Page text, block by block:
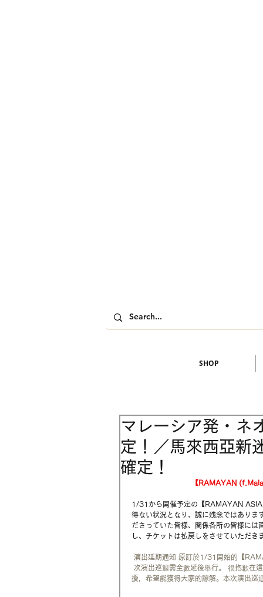
SHOP
マレーシア発・ネ
定！／馬來西亞新
確定！
【RAMAYAN
1/31から開催予定の【RAMAYAN
得ない状況となり、誠に残念ではありま
ださっていた皆様、関係各所の皆様には
し、チケットは払戻しをさせていただ
演出延期通知 原訂於1/31開始的【
次演出巡迴需全數延後舉行。 很抱歉在
擾，希望能獲得大家的諒解。本次演出巡